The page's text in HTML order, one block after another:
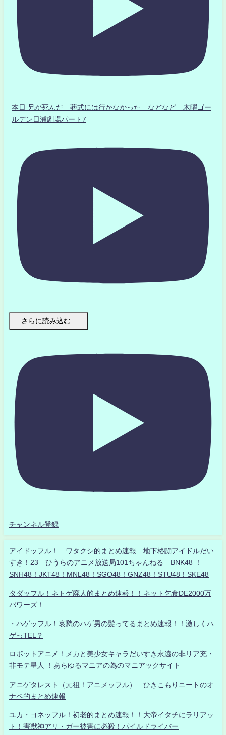
本日 兄が死んだ 葬式には行かなかった などなど 木曜ゴー
ルデン日浦劇場パート7
さらに読み込む...
チャンネル登録
アイドッフル！ ワタクシ的まとめ速報 地下格闘アイドルだい
すき！23 ひうらのアニメ放送局101ちゃんねる BNK48 ！
SNH48！JKT48！MNL48！SGO48！GNZ48！STU48！SKE48
タダッフル！ネトゲ廃人的まとめ速報！！ネット乞食DE2000万
パワーズ！
・ハゲッフル！哀愁のハゲ男の髪ってるまとめ速報！！激しくハ
ゲっTEL？
ロボットアニメ！メカと美少女キャラだいすき永遠の非リア充・
非モテ星人 ！あらゆるマニアの為のマニアックサイト
アニゲタレスト（元祖！アニメッフル） ひきこもりニートのオ
ナベ的まとめ速報
ユカ・ヨネッフル！初老的まとめ速報！！大帝イタチにラリアッ
ト！害獣神アリ・ガー被害に必殺！パイルドライバー